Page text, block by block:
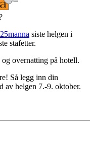
25manna siste helgen i
stafetter.
overnatting på hotell.
Så legg inn din
av helgen 7.-9. oktober.